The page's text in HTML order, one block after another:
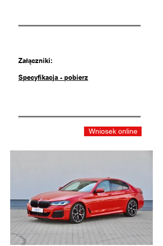
Załączniki:
Specyfikacja - pobierz
Wniosek online